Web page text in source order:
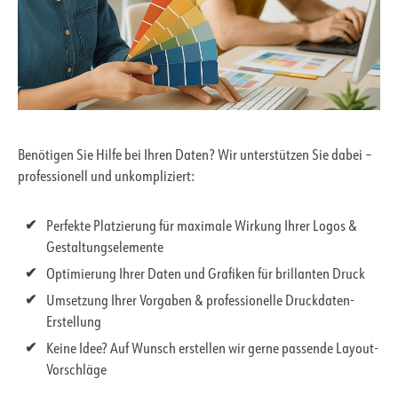
Benötigen Sie Hilfe bei Ihren Daten? Wir unterstützen Sie dabei –
professionell und unkompliziert:
Perfekte Platzierung für maximale Wirkung Ihrer Logos &
Gestaltungselemente
Optimierung Ihrer Daten und Grafiken für brillanten Druck
Umsetzung Ihrer Vorgaben & professionelle Druckdaten-
Erstellung
Keine Idee? Auf Wunsch erstellen wir gerne passende Layout-
Vorschläge